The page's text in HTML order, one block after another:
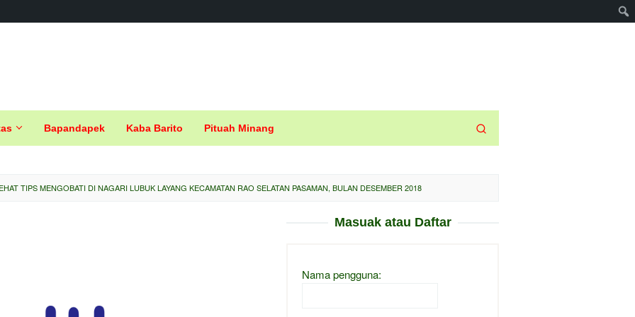
Bapandapek Kaba Barito Pituah Minang
TIPS MENGOBATI DI NAGARI LUBUK LAYANG KECAMATAN RAO SELATAN PASAMAN, BULAN DESEMBER 2018
Masuak atau Daftar
Nama pengguna: